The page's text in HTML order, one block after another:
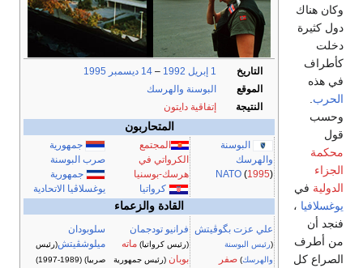
التاريخ 1 إبريل 1992
– 14 ديسمبر
1995
الموقع
البوسنة والهرسك
النتيجة
إتفاقية دايتون
المتحاربون
البوسنة
والهرسك
NATO (1995)
المجتمع
الكرواتي في
هرسك-بوسنيا
كرواتيا
جمهورية
صرب البوسنة
جمهورية
يوغسلاڤيا الاتحادية
القادة والزعماء
علي عزت بگوڤيتش
(رئيس البوسنة
والهرسك) صفر
فرانيو تودجمان
(رئيس كرواتيا) ماته
بوبان (رئيس جمهورية
سلوبودان
ميلوشڤيتش(رئيس
صربيا) (1989-1997)
وكان هناك
دول كثيرة
دخلت
كأطراف
في هذه
الحرب
وحسب
قول
محكمة
الجزاء
الدولية في
يوغسلافيا ،
فنجد أن
من أطرف
الصراع كل